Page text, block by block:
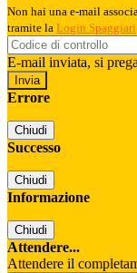
Non hai una e-mail
tramite la Login Spaggiari
E-mail inviata, si
Errore
Chiudi
Successo
Chiudi
Informazione
Chiudi
Attendere...
Attendere il